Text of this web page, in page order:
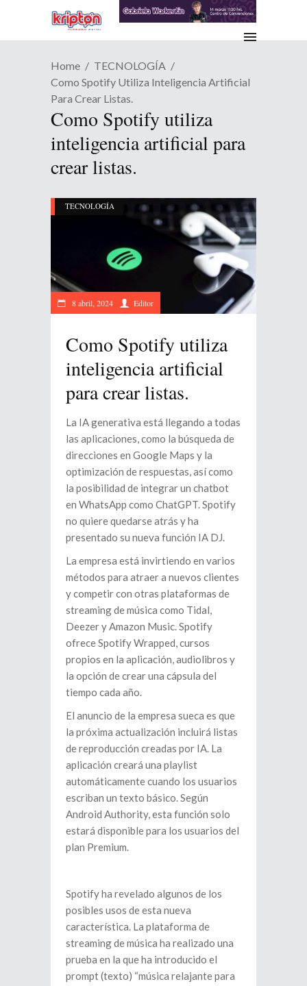
Home
TECNOLOGÍA
Como Spotify Utiliza Inteligencia Artificial
Para Crear Listas.
Como Spotify utiliza
inteligencia artificial para
crear listas.
TECNOLOGÍA
8 abril, 2024 Editor
Como Spotify utiliza
inteligencia artificial
para crear listas.
La IA generativa está llegando a todas
las aplicaciones, como la búsqueda de
direcciones en Google Maps y la
optimización de respuestas, así como
la posibilidad de integrar un chatbot
en WhatsApp como ChatGPT. Spotify
no quiere quedarse atrás y ha
presentado su nueva función IA DJ.
La empresa está invirtiendo en varios
métodos para atraer a nuevos clientes
y competir con otras plataformas de
streaming de música como Tidal,
Deezer y Amazon Music. Spotify
ofrece Spotify Wrapped, cursos
propios en la aplicación, audiolibros y
la opción de crear una cápsula del
tiempo cada año.
El anuncio de la empresa sueca es que
la próxima actualización incluirá listas
de reproducción creadas por IA. La
aplicación creará una playlist
automáticamente cuando los usuarios
escriban un texto básico. Según
Android Authority, esta función solo
estará disponible para los usuarios del
plan Premium.
Spotify ha revelado algunos de los
posibles usos de esta nueva
característica. La plataforma de
streaming de música ha realizado una
prueba en la que ha introducido el
prompt (texto) “música relajante para